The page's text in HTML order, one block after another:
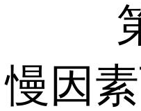
第
慢因